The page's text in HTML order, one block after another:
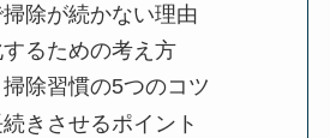
除が続かない理由
るための考え方
除習慣の5つのコツ
きさせるポイント